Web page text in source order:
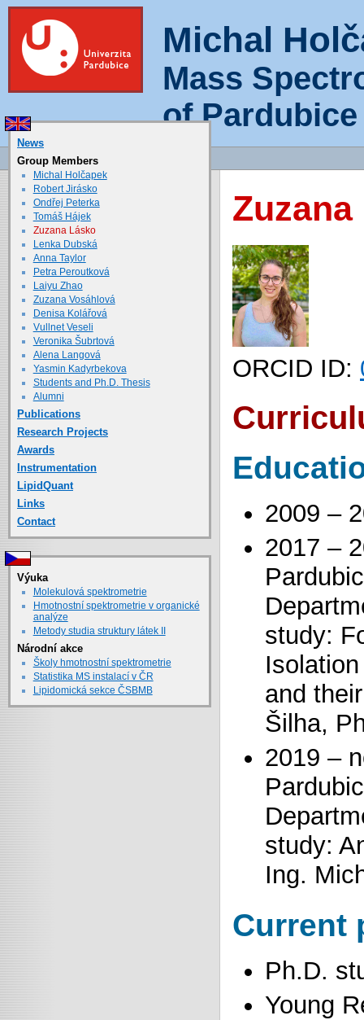
Michal
Mass
of Pardubice
ORCID ID:
2009 –
2017 –
study:
and
Šilha,
2019 –
study:
Ing.
Current
Ph.D.
Young
News
Group Members
Michal Holčapek
Robert Jirásko
Ondřej Peterka
Tomáš Hájek
Zuzana Lásko
Lenka Dubská
Anna Taylor
Petra Peroutková
Laiyu Zhao
Zuzana Vosáhlová
Denisa Kolářová
Vullnet Veseli
Veronika Šubrtová
Alena Langová
Yasmin Kadyrbekova
Students and Ph.D. Thesis
Alumni
Publications
Research Projects
Awards
Instrumentation
LipidQuant
Links
Contact
Výuka
Molekulová spektrometrie
Hmotnostní spektrometrie v organické
analýze
Metody studia struktury látek II
Národní akce
Školy hmotnostní spektrometrie
Statistika MS instalací v ČR
Lipidomická sekce ČSBMB